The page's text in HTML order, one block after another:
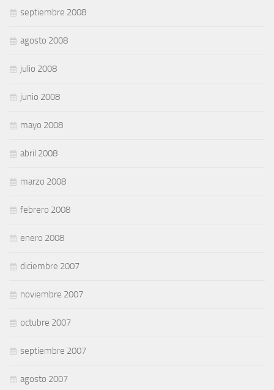
septiembre 2008
agosto 2008
julio 2008
junio 2008
mayo 2008
abril 2008
marzo 2008
febrero 2008
enero 2008
diciembre 2007
noviembre 2007
octubre 2007
septiembre 2007
agosto 2007